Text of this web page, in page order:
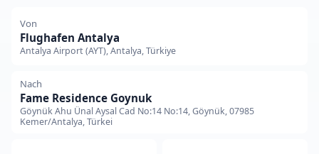
Von
Flughafen Antalya
Antalya Airport (AYT), Antalya, Türkiye
Nach
Fame Residence Goynuk
Göynük Ahu Ünal Aysal Cad No:14 No:14, Göynük, 07985
Kemer/Antalya, Türkei